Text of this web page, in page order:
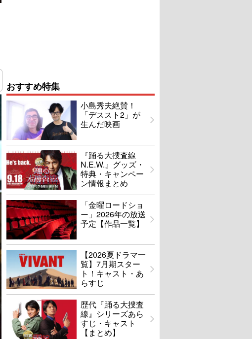
おすすめ特集
小島秀夫絶賛！
「デススト2」が
生んだ映画
『踊る大捜査線
N.E.W.』グッズ・
特典・キャンペー
ン情報まとめ
「金曜ロードショ
ー」2026年の放送
予定【作品一覧】
【2026夏ドラマ一
覧】7月期スター
ト！キャスト・あ
らすじ
歴代『踊る大捜査
線』シリーズあら
すじ・キャスト
【まとめ】